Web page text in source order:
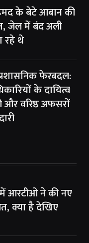
के बेटे आबान की
जेल में बंद अली
रहे थे
फेरबदल:
के दायित्व
वरिष्ठ अफसरों
में आरटीओ ने की नए
क्या है देखिए